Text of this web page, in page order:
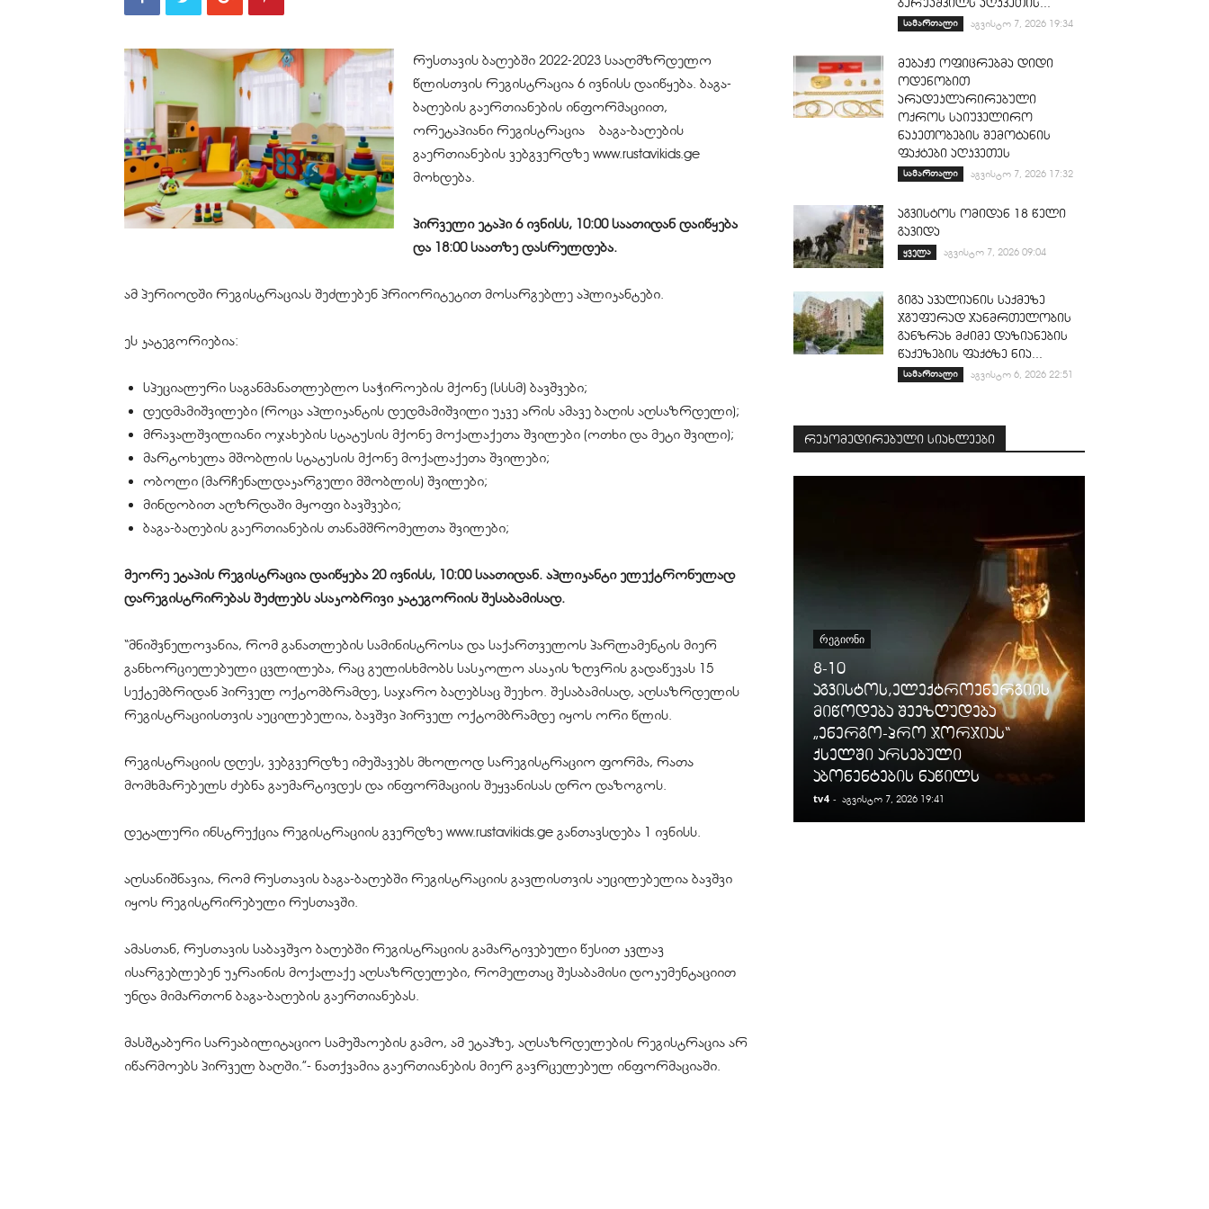
რუსთავის ბაღებში 2022-2023 სააღმზრდელო
წლისთვის რეგისტრაცია 6 ივნისს დაიწყება. ბაგა-
ბაღების გაერთიანების ინფორმაციით,
ორეტაპიანი რეგისტრაცია ბაგა-ბაღების
გაერთიანების ვებგვერდზე www.rustavikids.ge
მოხდება.
პირველი ეტაპი 6 ივნისს, 10:00 საათიდან დაიწყება
და 18:00 საათზე დასრულდება.
ამ პერიოდში რეგისტრაციას შეძლებენ პრიორიტეტით მოსარგებლე აპლიკანტები.
ეს კატეგორიებია:
სპეციალური საგანმანათლებლო საჭიროების მქონე (სსსმ) ბავშვები;
დედმამიშვილები (როცა აპლიკანტის დედმამიშვილი უკვე არის ამავე ბაღის აღსაზრდელი);
მრავალშვილიანი ოჯახების სტატუსის მქონე მოქალაქეთა შვილები (ოთხი და მეტი შვილი);
მარტოხელა მშობლის სტატუსის მქონე მოქალაქეთა შვილები;
ობოლი (მარჩენალდაკარგული მშობლის) შვილები;
მინდობით აღზრდაში მყოფი ბავშვები;
ბაგა-ბაღების გაერთიანების თანამშრომელთა შვილები;
მეორე ეტაპის რეგისტრაცია დაიწყება 20 ივნისს, 10:00 საათიდან. აპლიკანტი ელექტრონულად
დარეგისტრირებას შეძლებს ასაკობრივი კატეგორიის შესაბამისად.
“მნიშვნელოვანია, რომ განათლების სამინისტროსა და საქართველოს პარლამენტის მიერ
განხორციელებული ცვლილება, რაც გულისხმობს სასკოლო ასაკის ზღვრის გადაწევას 15
სექტემბრიდან პირველ ოქტომბრამდე, საჯარო ბაღებსაც შეეხო. შესაბამისად, აღსაზრდელის
რეგისტრაციისთვის აუცილებელია, ბავშვი პირველ ოქტომბრამდე იყოს ორი წლის.
რეგისტრაციის დღეს, ვებგვერდზე იმუშავებს მხოლოდ სარეგისტრაციო ფორმა, რათა
მომხმარებელს ძებნა გაუმარტივდეს და ინფორმაციის შეყვანისას დრო დაზოგოს.
დეტალური ინსტრუქცია რეგისტრაციის გვერდზე www.rustavikids.ge განთავსდება 1 ივნისს.
აღსანიშნავია, რომ რუსთავის ბაგა-ბაღებში რეგისტრაციის გავლისთვის აუცილებელია ბავშვი
იყოს რეგისტრირებული რუსთავში.
ამასთან, რუსთავის საბავშვო ბაღებში რეგისტრაციის გამარტივებული წესით კვლავ
ისარგებლებენ უკრაინის მოქალაქე აღსაზრდელები, რომელთაც შესაბამისი დოკუმენტაციით
უნდა მიმართონ ბაგა-ბაღების გაერთიანებას.
მასშტაბური სარეაბილიტაციო სამუშაოების გამო, ამ ეტაპზე, აღსაზრდელების რეგისტრაცია არ
იწარმოებს პირველ ბაღში.”- ნათქვამია გაერთიანების მიერ გავრცელებულ ინფორმაციაში.
ბერუაშვილს აღკვეთის...
სამართალი აგვისტო 7, 2026 19:34
მებაჟე ოფიცრებმა დიდი
ოდენობით
არადეკლარირებული
ოქროს საიუველირო
ნაკეთობების შემოტანის
ფაქტები აღკვეთეს
სამართალი აგვისტო 7, 2026 17:32
აგვისტოს ომიდან 18 წელი
გავიდა
ყველა აგვისტო 7, 2026 09:04
გიგა ავალიანის საქმეზე
ჯგუფურად ჯანმრთელობის
განზრახ მძიმე დაზიანების
წაქეზების ფაქტზე ნია...
სამართალი აგვისტო 6, 2026 22:51
რეკომედირებული სიახლეები
ᲠᲔᲒᲘᲝᲜᲘ
8-10
აგვისტოს,ელექტროენერგიის
მიწოდება შეეზღუდება
„ენერგო-პრო ჯორჯიას“
ქსელში არსებული
აბონენტების ნაწილს
tv4 - აგვისტო 7, 2026 19:41